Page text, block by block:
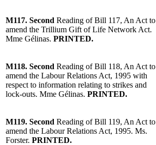
M117. Second Reading of Bill 117, An Act to
amend the Trillium Gift of Life Network Act.
Mme Gélinas. PRINTED.
M118. Second Reading of Bill 118, An Act to
amend the Labour Relations Act, 1995 with
respect to information relating to strikes and
lock-outs. Mme Gélinas. PRINTED.
M119. Second Reading of Bill 119, An Act to
amend the Labour Relations Act, 1995. Ms.
Forster. PRINTED.